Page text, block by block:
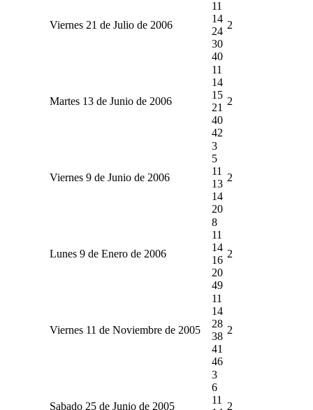
Viernes 21 de Julio de 2006
11
14
24
30
40
2
Martes 13 de Junio de 2006
11
14
15
21
40
42
2
Viernes 9 de Junio de 2006
3
5
11
13
14
20
2
Lunes 9 de Enero de 2006
8
11
14
16
20
49
2
Viernes 11 de Noviembre de 2005
11
14
28
38
41
46
2
Sabado 25 de Junio de 2005
3
6
11
2